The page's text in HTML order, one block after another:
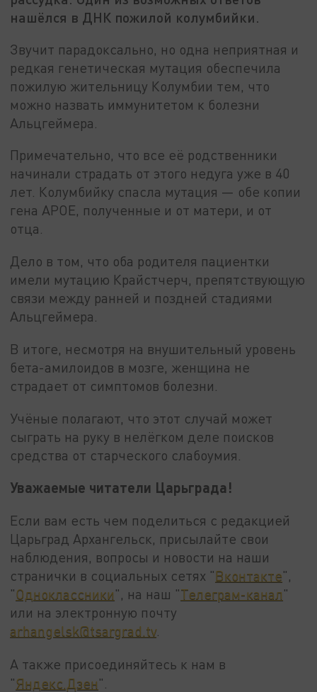
нашёлся в ДНК пожилой колумбийки.
Звучит парадоксально, но одна неприятная и
редкая генетическая мутация обеспечила
пожилую жительницу Колумбии тем, что
можно назвать иммунитетом к болезни
Альцгеймера.
Примечательно, что все её родственники
начинали страдать от этого недуга уже в 40
лет. Колумбийку спасла мутация — обе копии
гена АРОЕ, полученные и от матери, и от
отца.
Дело в том, что оба родителя пациентки
имели мутацию Крайстчерч, препятствующую
связи между ранней и поздней стадиями
Альцгеймера.
В итоге, несмотря на внушительный уровень
бета-амилоидов в мозге, женщина не
страдает от симптомов болезни.
Учёные полагают, что этот случай может
сыграть на руку в нелёгком деле поисков
средства от старческого слабоумия.
Уважаемые читатели Царьграда!
Если вам есть чем поделиться с редакцией
Царьград Архангельск, присылайте свои
наблюдения, вопросы и новости на наши
странички в социальных сетях "Вконтакте",
"Одноклассники", на наш "Телеграм-канал"
или на электронную почту
arhangelsk@tsargrad.tv
А также присоединяйтесь к нам в
"Яндекс.Дзен".